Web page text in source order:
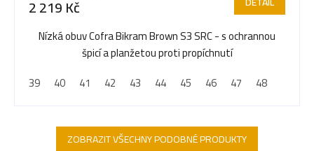
2 219 Kč
Nízká obuv Cofra Bikram Brown S3 SRC - s ochrannou
špicí a planžetou proti propíchnutí
39
40 41 42 43 44 45 46 47 48
ZOBRAZIT VŠECHNY PODOBNÉ PRODUKTY